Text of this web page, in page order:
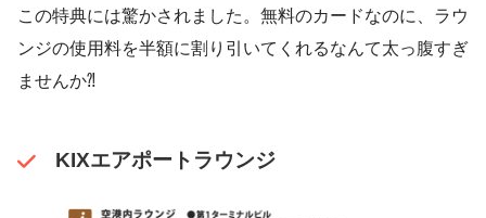
この特典には驚かされました。無料のカードなのに、ラウ
ンジの使用料を半額に割り引いてくれるなんて太っ腹すぎ
ませんか⁈
KIXエアポートラウンジ